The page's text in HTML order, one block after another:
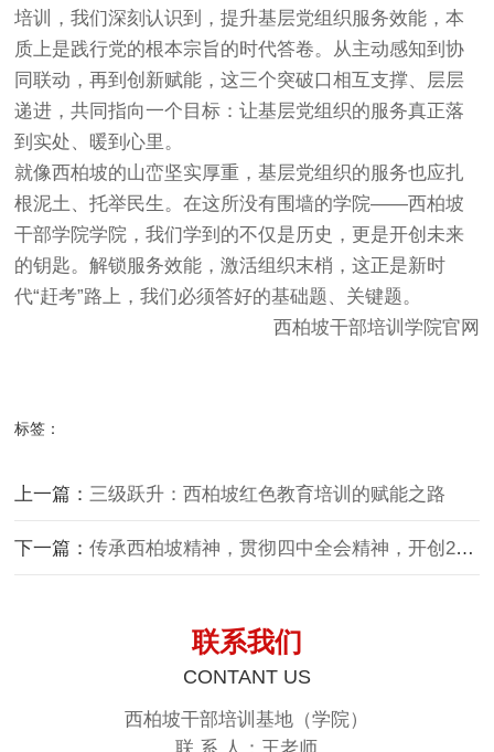
培训
，我们深刻认识到，提升基层党组织服务效能，本
质上是践行党的根本宗旨的时代答卷。从主动感知到协
同联动，再到创新赋能，这三个突破口相互支撑、层层
递进，共同指向一个目标：让基层党组织的服务真正落
到实处、暖到心里。
就像西柏坡的山峦坚实厚重，基层党组织的服务也应扎
根泥土、托举民生。在这所没有围墙的学院——西柏坡
干部学院学院，我们学到的不仅是历史，更是开创未来
的钥匙。解锁服务效能，激活组织末梢，这正是新时
代“赶考”路上，我们必须答好的基础题、关键题。
西柏坡干部培训学院官网
标签：
上一篇：三级跃升：西柏坡红色教育培训的赋能之路
下一篇：传承西柏坡精神，贯彻四中全会精神，开创2026年干部培训新格局
联系我们
CONTANT US
西柏坡干部培训基地（学院）